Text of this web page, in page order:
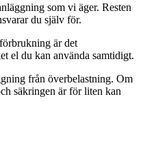
som vi äger. Resten
du själv för.
är det
el du kan använda samtidigt.
från överbelastning. Om
säkringen är för liten kan